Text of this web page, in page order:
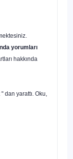
yorumları
hakkında
dan yarattı. Oku,